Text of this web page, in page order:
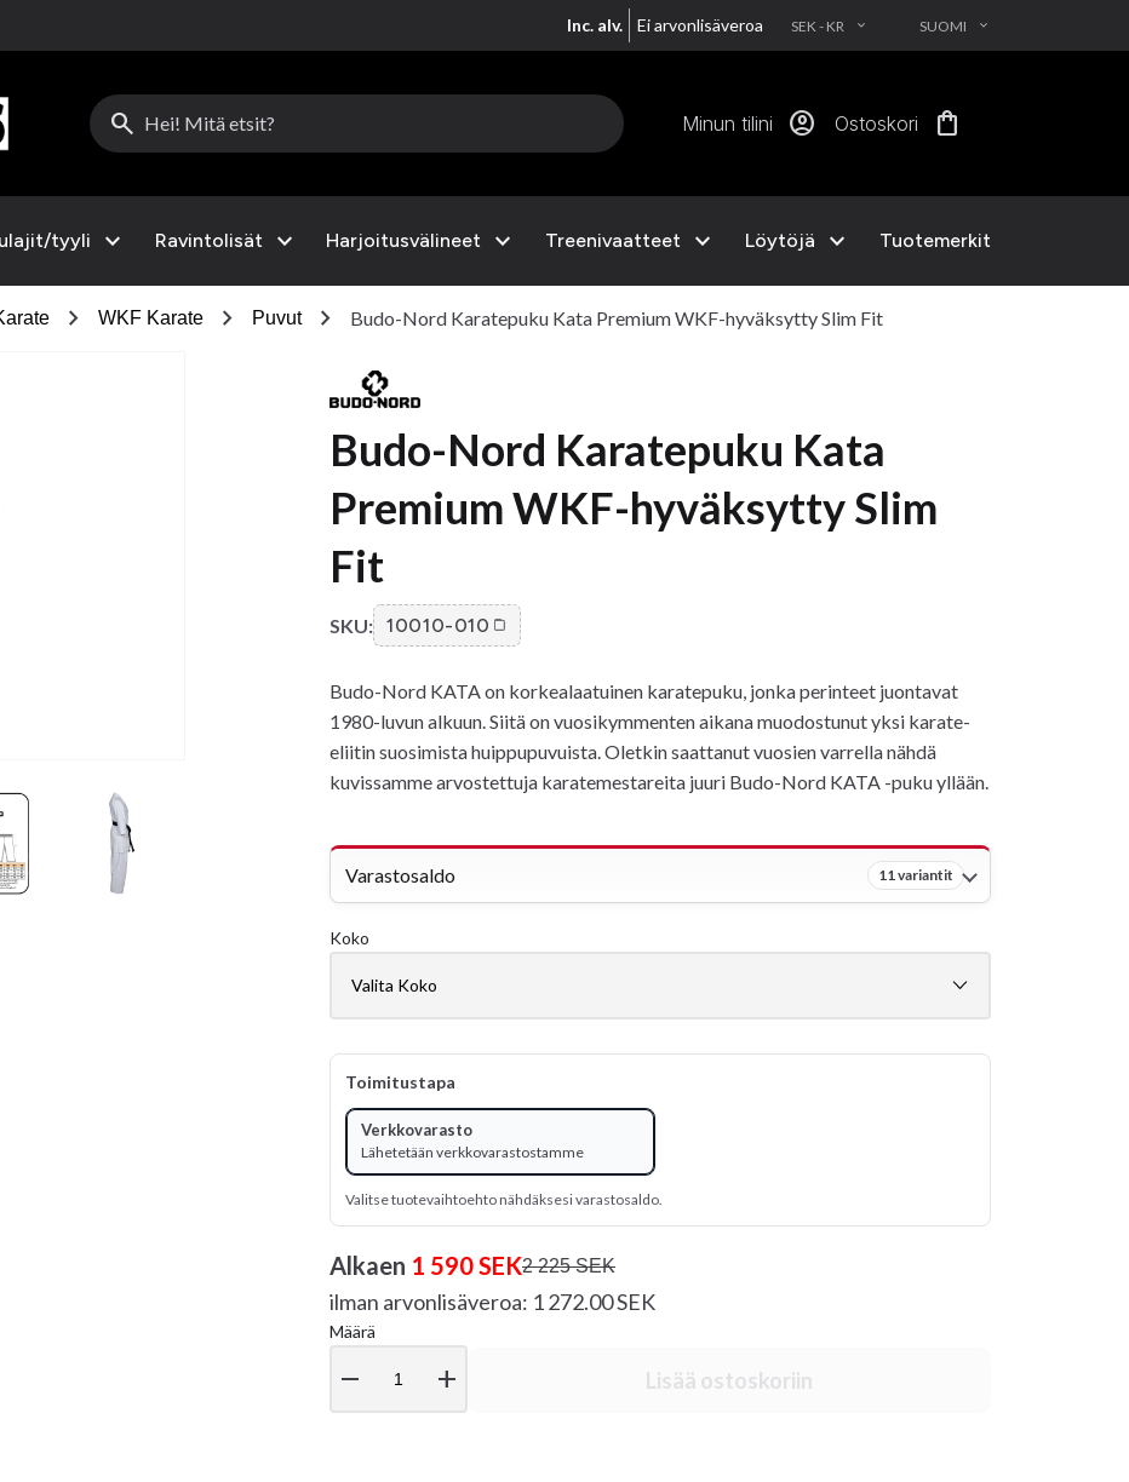
Inc. alv. Ei arvonlisäveroa SEK - KR EXPAND_MORE SUOMI EXPAND_MORE
search Minun tilini account_circle Ostoskori shopping_bag
tyyli expand_more Ravintolisät expand_more Harjoitusvälineet expand_more Treenivaatteet expand_more Löytöjä expand_more Tuotemerkit
chevron_right WKF Karate chevron_right Puvut chevron_right Budo-Nord Karatepuku Kata Premium WKF-hyväksytty Slim Fit
Budo-Nord Karatepuku Kata
Premium WKF-hyväksytty Slim
Fit
SKU: 10010-010
Budo-Nord KATA on korkealaatuinen karatepuku, jonka perinteet juontavat
1980-luvun alkuun. Siitä on vuosikymmenten aikana muodostunut yksi karate-
eliitin suosimista huippupuvuista. Oletkin saattanut vuosien varrella nähdä
kuvissamme arvostettuja karatemestareita juuri Budo-Nord KATA -puku yllään.
Varastosaldo 11 variantit
Koko
Toimitustapa
Verkkovarasto
Lähetetään verkkovarastostamme
Valitse tuotevaihtoehto nähdäksesi varastosaldo.
Alkaen 1 590 SEK2 225 SEK
ilman arvonlisäveroa: 1 272.00 SEK
Määrä
remove add Lisää ostoskoriin